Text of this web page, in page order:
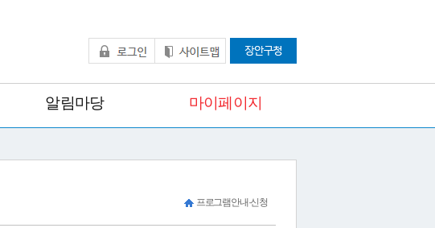
알림마당 마이페이지
프로그램안내·신청